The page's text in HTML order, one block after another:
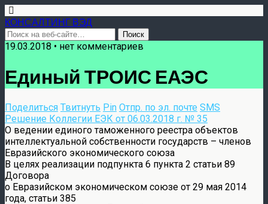
КОНСАЛТИНГ ВЭД
19.03.2018 • нет комментариев
Единый ТРОИС ЕАЭС
Поделиться Твитнуть Pin Отпр. по эл. почте SMS
Решение Коллегии ЕЭК от 06.03.2018 г. № 35
О ведении единого таможенного реестра объектов
интеллектуальной собственности государств – членов
Евразийского экономического союза
В целях реализации подпункта 6 пункта 2 статьи 89
Договора
о Евразийском экономическом союзе от 29 мая 2014
года, статьи 385